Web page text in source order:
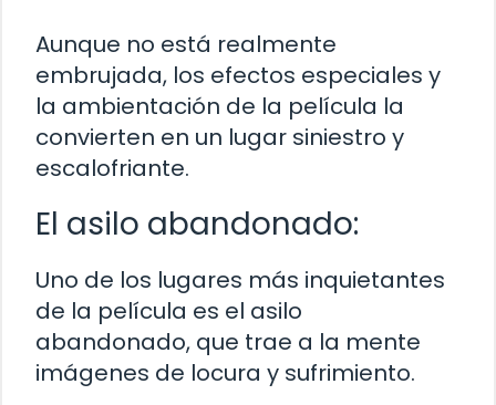
Aunque no está realmente
embrujada, los efectos especiales y
la ambientación de la película la
convierten en un lugar siniestro y
escalofriante.
El asilo abandonado:
Uno de los lugares más inquietantes
de la película es el asilo
abandonado, que trae a la mente
imágenes de locura y sufrimiento.